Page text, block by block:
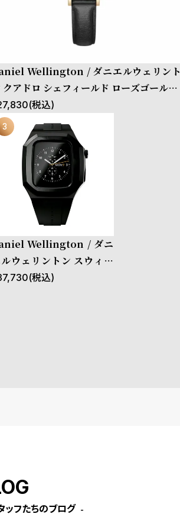
Wellington / ダニエルウェリント
クアドロ シェフィールド ローズゴールド/
イト 20mm
(税込)
Wellington / ダニ
ウェリントン スウィッ
40mm Apple watch ア
(税込)
ッフたちのブログ